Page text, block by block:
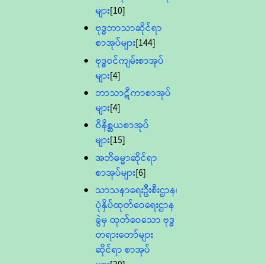
များ[10]
ဗုဒ္ဓဘာသာဆိုင်ရာ
စာအုပ်များ[144]
ဗုဒ္ဓဝင်ကျမ်းစာအုပ်
များ[4]
ဘာသာဋီကာစာအုပ်
များ[4]
ဝိနိစ္ဆယစာအုပ်
များ[15]
အဘိဓမ္မာဆိုင်ရာ
စာအုပ်များ[6]
သာသနာရေးဦးစီးဌာန၊
ပုံနှိပ်ထုတ်ဝေရေးဌာန
ခွဲမှ ထုတ်ဝေသော ဗုဒ္ဓ
တရားတော်များ
ဆိုင်ရာ စာအုပ်